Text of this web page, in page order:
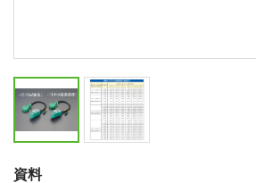
資料